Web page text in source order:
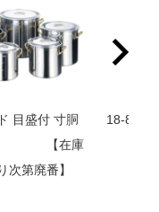
目盛付 寸胴
在庫
次第廃番】
18-8 パ